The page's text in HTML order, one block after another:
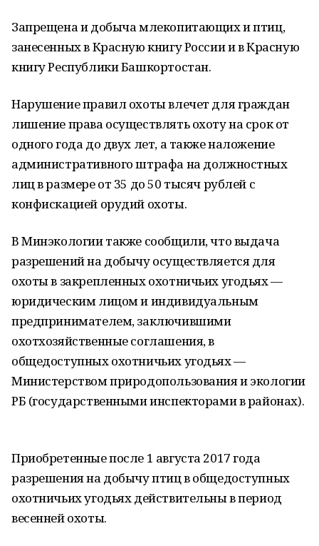
Запрещена и добыча млекопитающих и птиц,
занесенных в Красную книгу России и в Красную
книгу Республики Башкортостан.
Нарушение правил охоты влечет для граждан
лишение права осуществлять охоту на срок от
одного года до двух лет, а также наложение
административного штрафа на должностных
лиц в размере от 35 до 50 тысяч рублей с
конфискацией орудий охоты.
В Минэкологии также сообщили, что выдача
разрешений на добычу осуществляется для
охоты в закрепленных охотничьих угодьях —
юридическим лицом и индивидуальным
предпринимателем, заключившими
охотхозяйственные соглашения, в
общедоступных охотничьих угодьях —
Министерством природопользования и экологии
РБ (государственными инспекторами в районах).
Приобретенные после 1 августа 2017 года
разрешения на добычу птиц в общедоступных
охотничьих угодьях действительны в период
весенней охоты.